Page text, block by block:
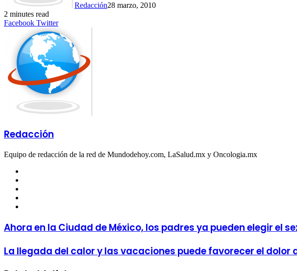
Redacción28 marzo, 2010
2 minutes read
Facebook TwitterLinkedIn
Tumblr
Pinterest
Reddit
VKontakte
Share
via
Email
Print
Redacción
Equipo de redacción de la red de Mundodehoy.com, LaSalud.mx y Oncologia.mx
Ahora en la Ciudad de México, los padres ya pueden elegir el
La llegada del calor y las vacaciones puede favorecer el dolor